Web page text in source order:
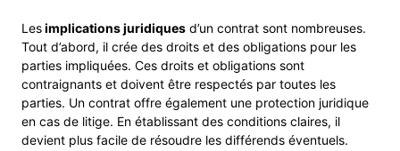
Lesimplications juridiques d’un contrat sont nombreuses.
Tout d’abord, il crée des droits et des obligations pour les
parties impliquées. Ces droits et obligations sont
contraignants et doivent être respectés par toutes les
parties. Un contrat offre également une protection juridique
en cas de litige. En établissant des conditions claires, il
devient plus facile de résoudre les différends éventuels.